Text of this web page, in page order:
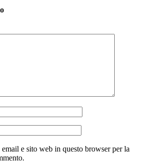
e sito web in questo browser per la